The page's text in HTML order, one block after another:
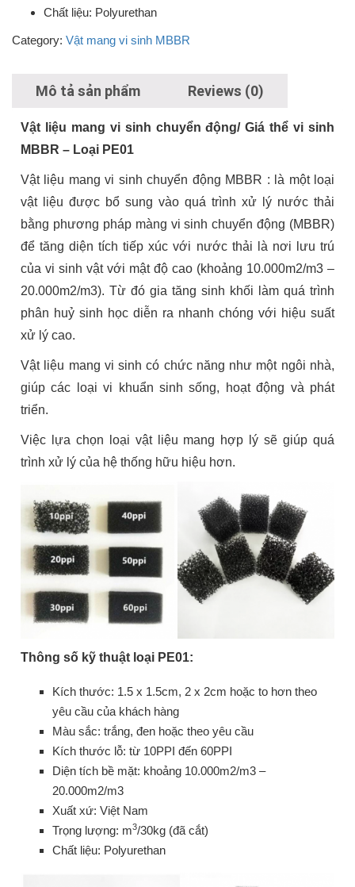
Chất liệu: Polyurethan
Category: Vật mang vi sinh MBBR
Mô tả sản phẩm Reviews (0)
Vật liệu mang vi sinh chuyển động/ Giá thể vi sinh
MBBR – Loại PE01
Vật liệu mang vi sinh chuyển động MBBR : là một loại
vật liệu được bổ sung vào quá trình xử lý nước thải
bằng phương pháp màng vi sinh chuyển động (MBBR)
để tăng diện tích tiếp xúc với nước thải là nơi lưu trú
của vi sinh vật với mật độ cao (khoảng 10.000m2/m3 –
20.000m2/m3). Từ đó gia tăng sinh khối làm quá trình
phân huỷ sinh học diễn ra nhanh chóng với hiệu suất
xử lý cao.
Vật liệu mang vi sinh có chức năng như một ngôi nhà,
giúp các loại vi khuẩn sinh sống, hoạt động và phát
triển.
Việc lựa chọn loại vật liệu mang hợp lý sẽ giúp quá
trình xử lý của hệ thống hữu hiệu hơn.
Thông số kỹ thuật loại PE01:
Kích thước: 1.5 x 1.5cm, 2 x 2cm hoặc to hơn theo
yêu cầu của khách hàng
Màu sắc: trắng, đen hoặc theo yêu cầu
Kích thước lỗ: từ 10PPI đến 60PPI
Diện tích bề mặt: khoảng 10.000m2/m3 –
20.000m2/m3
Xuất xứ: Việt Nam
Trọng lượng: m3/30kg (đã cắt)
Chất liệu: Polyurethan